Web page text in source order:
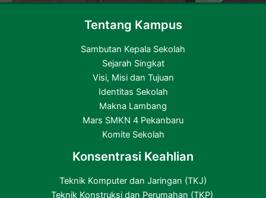
Tentang Kampus
Sambutan Kepala Sekolah
Sejarah Singkat
Visi, Misi dan Tujuan
Identitas Sekolah
Makna Lambang
Mars SMKN 4 Pekanbaru
Komite Sekolah
Konsentrasi Keahlian
Teknik Komputer dan Jaringan (TKJ)
Teknik Konstruksi dan Perumahan (TKP)